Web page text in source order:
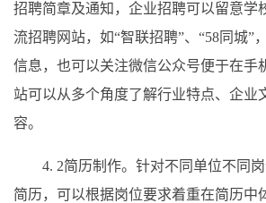
招聘简章及通知，企业招聘可以留意学
流招聘网站，如“智联招聘”、“58同城”
信息，也可以关注微信公众号便于在手
站可以从多个角度了解行业特点、企业
容。
4. 2简历制作。针对不同单位不同
简历，可以根据岗位要求着重在简历中